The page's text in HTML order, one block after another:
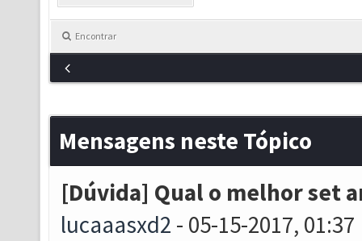
Encontrar
Mensagens neste Tópico
[Dúvida] Qual o melhor set
lucaaasxd2 - 05-15-2017, 01:37